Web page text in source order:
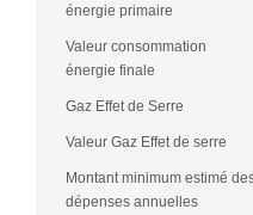
énergie primaire
Valeur consommation
énergie finale
Gaz Effet de Serre
Valeur Gaz Effet de serre
Montant minimum estimé
dépenses annuelles